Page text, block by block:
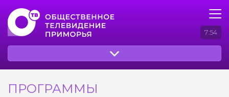
7:54
ПРОГРАММЫ